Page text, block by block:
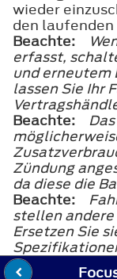
wieder
den
Beachte:
erfasst,
und erneutem
lassen Sie Ihr
Beachte:
Zündung
da diese die
Beachte:
stellen
Ersetzen Sie